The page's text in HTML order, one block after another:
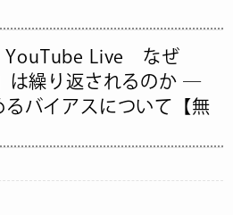
YouTube Live なぜ
は繰り返されるのか ―
るバイアスについて【無